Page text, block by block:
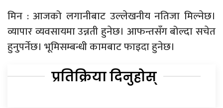
मिन : आजको लगानीबाट उल्लेखनीय नतिजा मिल्नेछ।
व्यापार व्यवसायमा उन्नती हुनेछ। आफन्तसँग बोल्दा सचेत
हुनुपर्नेछ। भूमिसम्बन्धी कामबाट फाइदा हुनेछ।
प्रतिक्रिया दिनुहोस्